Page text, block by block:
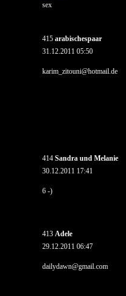
sex
415 arabischespaar
31.12.2011 05:50
karim_zitouni@hotmail.de
414 Sandra und Melanie
30.12.2011 17:41
6 -)
413 Adele
29.12.2011 06:47
dailydawn@gmail.com